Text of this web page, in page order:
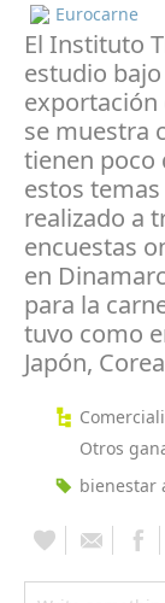
Eurocarne
El Instituto
estudio
exportación
se muestra
tienen poco
estos
realizado a
encuestas
en
para la
tuvo como
Japón,
Otros
bienestar